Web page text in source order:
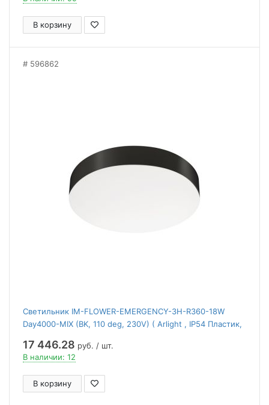
В корзину
596862
Светильник IM-FLOWER-EMERGENCY-3H-R360-18W
Day4000-MIX (BK, 110 deg, 230V) ( Arlight , IP54 Пластик,
17 446.28 руб. / шт.
В наличии: 12
В корзину